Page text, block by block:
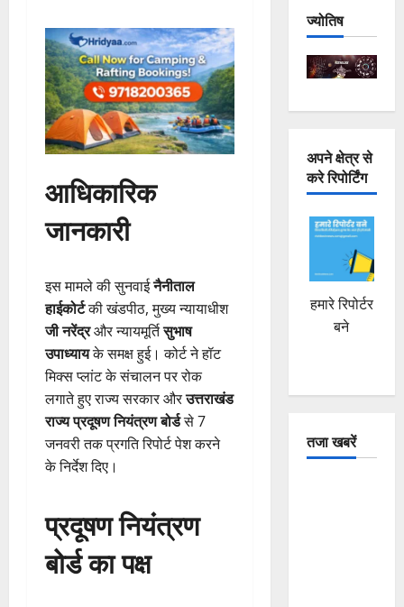
आधिकारिक
जानकारी
इस मामले की सुनवाईनैनीताल
हाईकोर्टकी खंडपीठ, मुख्य न्यायाधीश
जी नरेंद्रऔर न्यायमूर्तिसुभाष
उपाध्यायके समक्ष हुई। कोर्ट ने हॉट
मिक्स प्लांट के संचालन पर रोक
लगाते हुए राज्य सरकार औरउत्तराखंड
राज्य प्रदूषण नियंत्रण बोर्डसे 7
जनवरी तक प्रगति रिपोर्ट पेश करने
के निर्देश दिए।
प्रदूषण नियंत्रण
बोर्ड का पक्ष
ज्योतिष
अपने क्षेत्र से
करे रिपोर्टिंग
हमारे रिपोर्टर
बने
तजा खबरें